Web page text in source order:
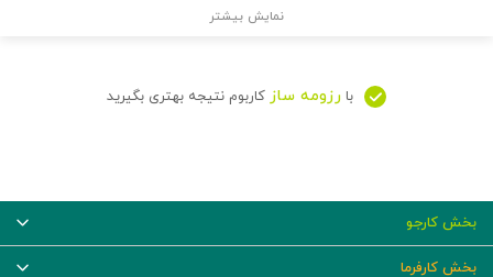
نمایش بیشتر
با رزومه ساز کاربوم نتیجه بهتری بگیرید
بخش کارجو
بخش کارفرما